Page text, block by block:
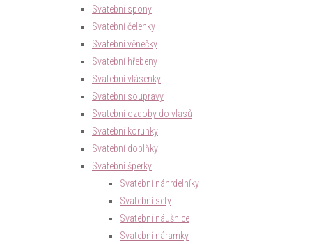
Svatební spony
Svatební čelenky
Svatební věnečky
Svatební hřebeny
Svatební vlásenky
Svatební soupravy
Svatební ozdoby do vlasů
Svatební korunky
Svatební doplňky
Svatební šperky
Svatební náhrdelníky
Svatební sety
Svatební náušnice
Svatební náramky